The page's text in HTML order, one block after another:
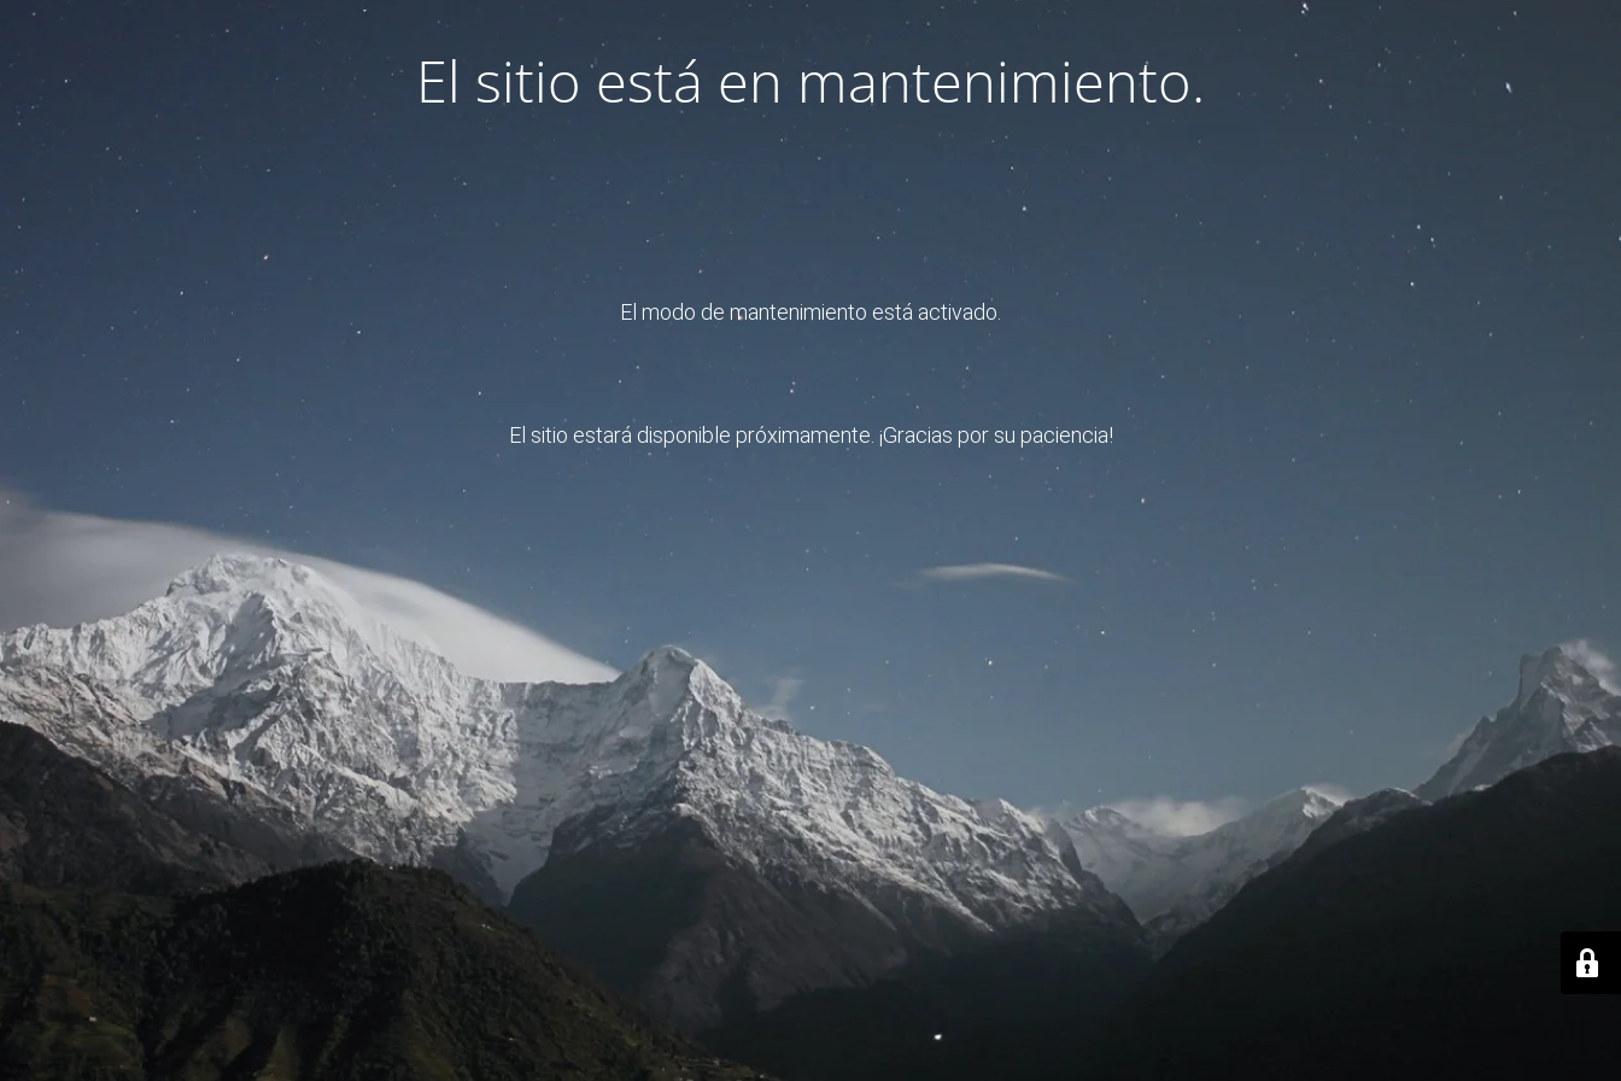
El sitio está en mantenimiento.
El modo de mantenimiento está activado.
El sitio estará disponible próximamente. ¡Gracias por su paciencia!